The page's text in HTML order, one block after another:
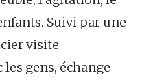
Suivi par une
visite
gens, échange